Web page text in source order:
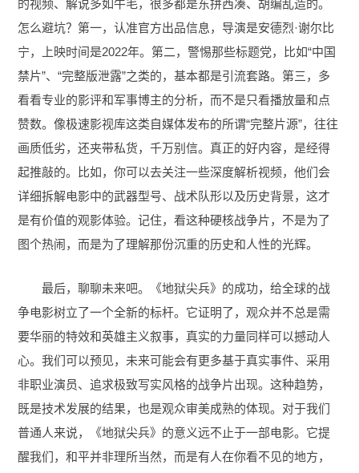
的视频、解说多如牛毛，很多都是东拼西凑、胡编乱造的。
怎么避坑？第一，认准官方出品信息，导演是安德烈·谢尔比
宁，上映时间是2022年。第二，警惕那些标题党，比如“中国
禁片”、“完整版泄露”之类的，基本都是引流套路。第三，多
看看专业的影评和军事博主的分析，而不是只看播放量和点
赞数。像极速影视库这类自媒体发布的所谓“完整片源”，往往
画质低劣，还夹带私货，千万别信。真正的好内容，是经得
起推敲的。比如，你可以去关注一些深度解析视频，他们会
详细拆解电影中的武器型号、战术队形以及历史背景，这才
是有价值的观影体验。记住，看这种硬核战争片，不是为了
图个热闹，而是为了理解那份沉重的历史和人性的光辉。
最后，聊聊未来吧。《地狱尖兵》的成功，给全球的战
争电影树立了一个全新的标杆。它证明了，观众并不总是需
要华丽的特效和英雄主义叙事，真实的力量同样可以撼动人
心。我们可以预见，未来可能会有更多基于真实事件、采用
非职业演员、追求极致写实风格的战争片出现。这种趋势，
既是技术发展的结果，也是观众审美成熟的体现。对于我们
普通人来说，《地狱尖兵》的意义远不止于一部电影。它提
醒我们，和平并非理所当然，而是有人在你看不见的地方，